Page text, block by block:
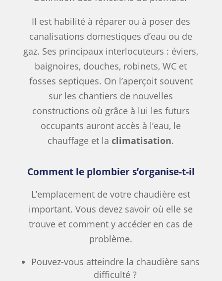
Il est habilité à réparer ou à poser des
canalisations domestiques d’eau ou de
gaz. Ses principaux interlocuteurs : éviers,
baignoires, douches, robinets, WC et
fosses septiques. On l’aperçoit souvent
sur les chantiers de nouvelles
constructions où grâce à lui les futurs
occupants auront accès à l’eau, le
chauffage et la climatisation.
Comment le plombier s’organise-t-il
L’emplacement de votre chaudière est
important. Vous devez savoir où elle se
trouve et comment y accéder en cas de
problème.
Pouvez-vous atteindre la chaudière sans
difficulté ?